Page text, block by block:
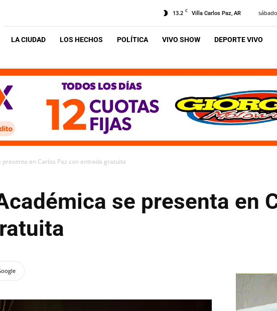
13.2 C Villa Carlos Paz, AR
LA CIUDAD LOS HECHOS POLÍTICA VIVO SHOW DEPORTE VIVO
presenta en Carlos Paz con entrada gratuita
se presenta en